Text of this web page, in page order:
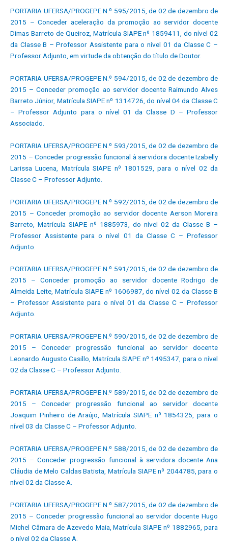
PORTARIA UFERSA/PROGEPE N.º 595/2015, de 02 de dezembro de
2015 – Conceder aceleração da promoção ao servidor docente
Dimas Barreto de Queiroz, Matrícula SIAPE nº 1859411, do nível 02
da Classe B – Professor Assistente para o nível 01 da Classe C –
Professor Adjunto, em virtude da obtenção do título de Doutor.
PORTARIA UFERSA/PROGEPE N.º 594/2015, de 02 de dezembro de
2015 – Conceder promoção ao servidor docente Raimundo Alves
Barreto Júnior, Matrícula SIAPE nº 1314726, do nível 04 da Classe C
– Professor Adjunto para o nível 01 da Classe D – Professor
Associado.
PORTARIA UFERSA/PROGEPE N.º 593/2015, de 02 de dezembro de
2015 – Conceder progressão funcional à servidora docente Izabelly
Larissa Lucena, Matrícula SIAPE nº 1801529, para o nível 02 da
Classe C – Professor Adjunto.
PORTARIA UFERSA/PROGEPE N.º 592/2015, de 02 de dezembro de
2015 – Conceder promoção ao servidor docente Aerson Moreira
Barreto, Matrícula SIAPE nº 1885973, do nível 02 da Classe B –
Professor Assistente para o nível 01 da Classe C – Professor
Adjunto.
PORTARIA UFERSA/PROGEPE N.º 591/2015, de 02 de dezembro de
2015 – Conceder promoção ao servidor docente Rodrigo de
Almeida Leite, Matrícula SIAPE nº 1606987, do nível 02 da Classe B
– Professor Assistente para o nível 01 da Classe C – Professor
Adjunto.
PORTARIA UFERSA/PROGEPE N.º 590/2015, de 02 de dezembro de
2015 – Conceder progressão funcional ao servidor docente
Leonardo Augusto Casillo, Matrícula SIAPE nº 1495347, para o nível
02 da Classe C – Professor Adjunto.
PORTARIA UFERSA/PROGEPE N.º 589/2015, de 02 de dezembro de
2015 – Conceder progressão funcional ao servidor docente
Joaquim Pinheiro de Araújo, Matrícula SIAPE nº 1854325, para o
nível 03 da Classe C – Professor Adjunto.
PORTARIA UFERSA/PROGEPE N.º 588/2015, de 02 de dezembro de
2015 – Conceder progressão funcional à servidora docente Ana
Cláudia de Melo Caldas Batista, Matrícula SIAPE nº 2044785, para o
nível 02 da Classe A.
PORTARIA UFERSA/PROGEPE N.º 587/2015, de 02 de dezembro de
2015 – Conceder progressão funcional ao servidor docente Hugo
Michel Câmara de Azevedo Maia, Matrícula SIAPE nº 1882965, para
o nível 02 da Classe A.